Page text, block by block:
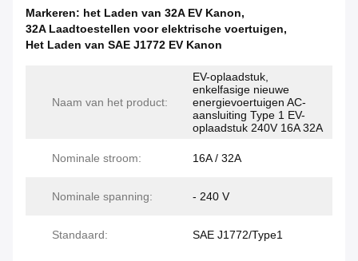
Markeren: het Laden van 32A EV Kanon,
32A Laadtoestellen voor elektrische voertuigen,
Het Laden van SAE J1772 EV Kanon
Naam van het product:
EV-oplaadstuk,
enkelfasige nieuwe
energievoertuigen AC-
aansluiting Type 1 EV-
oplaadstuk 240V 16A 32A
Nominale stroom: 16A / 32A
Nominale spanning: - 240 V
Standaard: SAE J1772/Type1